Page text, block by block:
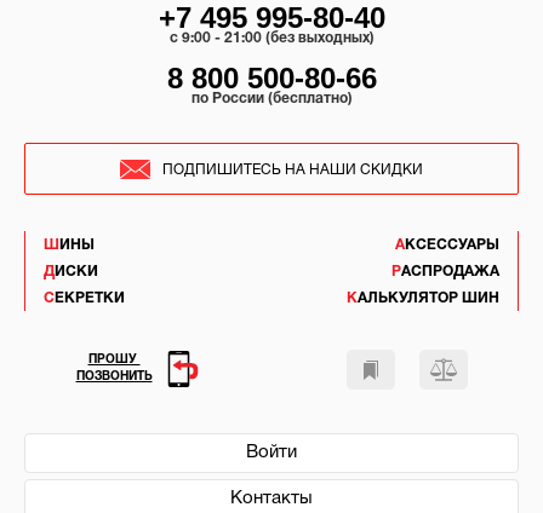
ШИНЫ
ДИСКИ
СЕКРЕТКИ
АКСЕССУАРЫ
РАСПРОДАЖА
КАЛЬКУЛЯТОР ШИН
Войти
Контакты
+7 495 995-80-40
c 9:00 - 21:00 (без выходных)
8 800 500-80-66
по России (бесплатно)
ПОДПИШИТЕСЬ НА НАШИ СКИДКИ
ПРОШУ
ПОЗВОНИТЬ